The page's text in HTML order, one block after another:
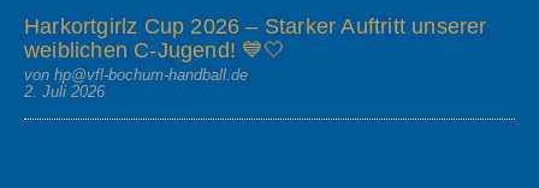
Harkortgirlz Cup 2026 – Starker Auftritt unserer
weiblichen C-Jugend! 💙🤍
von hp@vfl-bochum-handball.de
2. Juli 2026